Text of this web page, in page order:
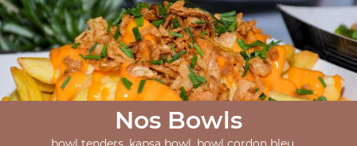
Nos Bowls